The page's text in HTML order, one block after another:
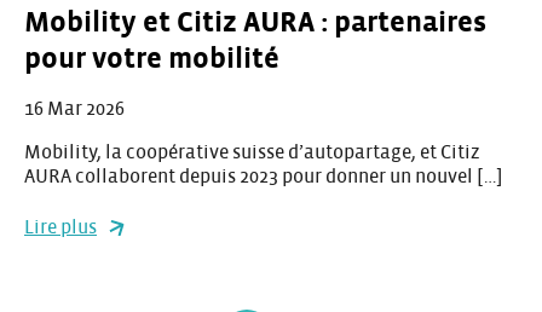
Mobility et Citiz AURA : partenaires
pour votre mobilité
16 Mar 2026
Mobility, la coopérative suisse d’autopartage, et Citiz
AURA collaborent depuis 2023 pour donner un nouvel […]
Lire plus